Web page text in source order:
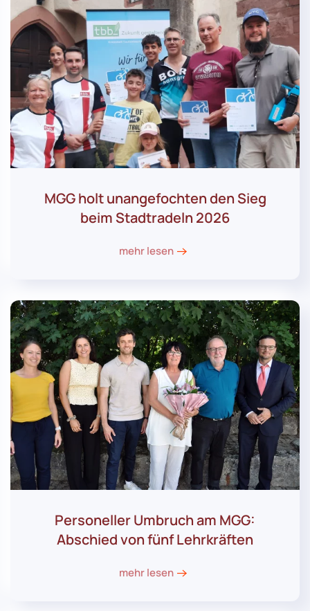
MGG holt unangefochten den Sieg
beim Stadtradeln 2026
mehr lesen
Personeller Umbruch am MGG:
Abschied von fünf Lehrkräften
mehr lesen